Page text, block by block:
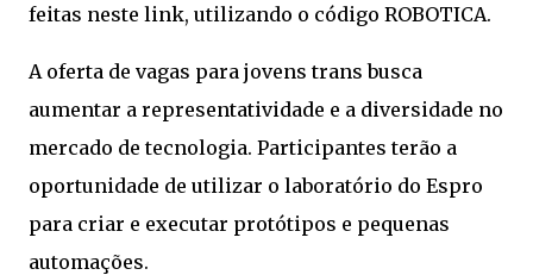
feitas neste link, utilizando o código ROBOTICA.
A oferta de vagas para jovens trans busca
aumentar a representatividade e a diversidade no
mercado de tecnologia. Participantes terão a
oportunidade de utilizar o laboratório do Espro
para criar e executar protótipos e pequenas
automações.